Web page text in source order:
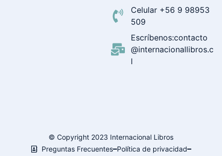
Celular +56 9 98953
509
Escríbenos:contacto
@internacionallibros.c
l
© Copyright 2023 Internacional Libros
Preguntas Frecuentes Política de privacidad